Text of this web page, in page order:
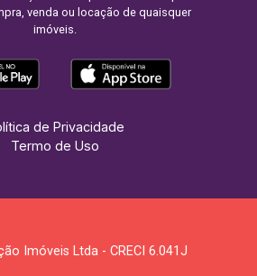
venda ou locação de quaisquer
imóveis.
de Privacidade
Termo de Uso
Imóveis Ltda - CRECI 6.041J